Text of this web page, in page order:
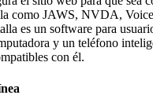
como JAWS, NVDA,
es un software para
y un teléfono
con él.